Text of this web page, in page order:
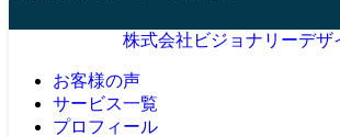
株式会社ビジョナリーデザ
お客様の声
サービス一覧
プロフィール